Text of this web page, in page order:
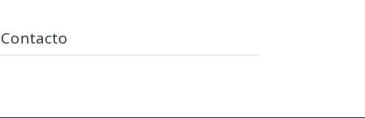
Contacto